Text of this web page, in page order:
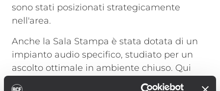
sono stati posizionati strategicamente
nell'area.
Anche la Sala Stampa è stata dotata di un
impianto audio specifico, studiato per un
ascolto ottimale in ambiente chiuso. Qui
sono stati impiegati 18 moduli line array RCF